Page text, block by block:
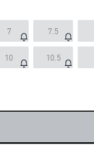
7 7.5
10 10.5